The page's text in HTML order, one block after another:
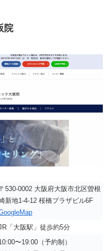
院
530-0002 大阪府大阪市北区曽根
新地1-4-12 桜橋プラザビル6F
「大阪駅」徒歩約5分
〜19:00（予約制）